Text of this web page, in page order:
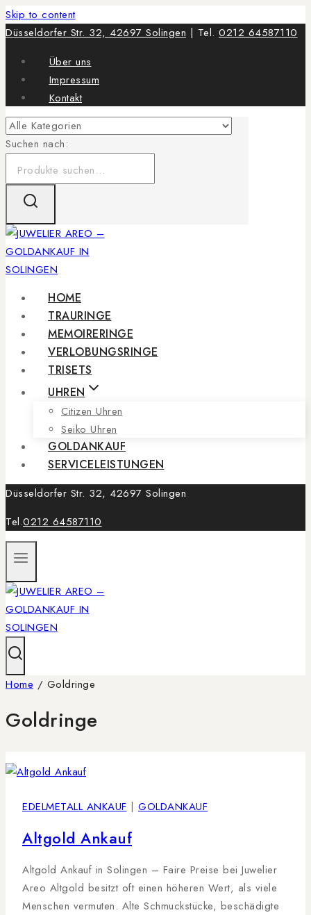
Skip to content
Düsseldorfer Str. 32, 42697 Solingen | Tel. 0212 64587110
Über uns
Impressum
Kontakt
Suchen nach:
HOME
TRAURINGE
MEMOIRERINGE
VERLOBUNGSRINGE
TRISETS
UHREN
Citizen Uhren
Seiko Uhren
GOLDANKAUF
SERVICELEISTUNGEN
Düsseldorfer Str. 32, 42697 Solingen
Tel.0212 64587110
Home / Goldringe
Goldringe
EDELMETALL ANKAUF | GOLDANKAUF
Altgold Ankauf
Altgold Ankauf in Solingen – Faire Preise bei Juwelier
Areo Altgold besitzt oft einen höheren Wert, als viele
Menschen vermuten. Alte Schmuckstücke, beschädigte